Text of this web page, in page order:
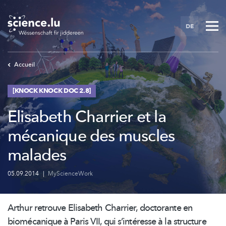
Skip
main
content
DE
Accueil
[KNOCK KNOCK DOC 2.8]
Elisabeth Charrier et la
mécanique des muscles
malades
05.09.2014 | MyScienceWork
Arthur retrouve Elisabeth Charrier, doctorante en
biomécanique à Paris VII, quis’intéresseà la structure